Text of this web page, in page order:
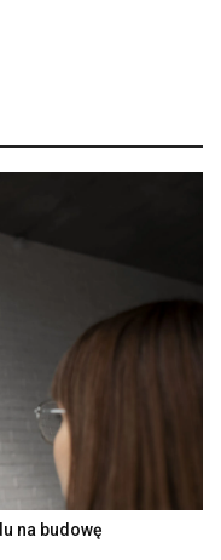
na budowę